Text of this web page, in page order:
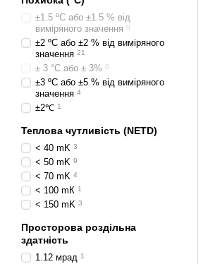
±1.5 ºC або ±1.5 % від
виміряного значення 0
±2 ºC або ±2 % від виміряного
значення 21
± 3 °C або ± 3% 0
±3 ºC або ±5 % від виміряного
значення 4
±2℃ 1
Теплова чутливість (NETD)
< 40 mK 3
< 50 mK 9
< 70 mK 4
< 100 mК 1
< 150 mK 3
Просторова роздільна
здатність
1.12 мрад 1